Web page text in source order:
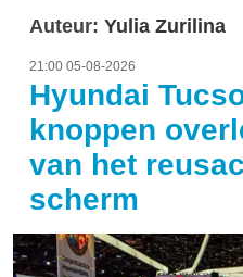
Auteur: Yulia Zurilina
21:00 05-08-2026
Hyundai
knoppen
van het
scherm